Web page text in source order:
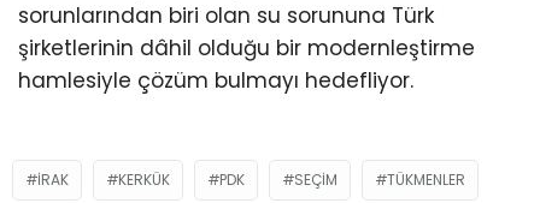
sorunlarından biri olan su sorununa Türk
şirketlerinin dâhil olduğu bir modernleştirme
hamlesiyle çözüm bulmayı hedefliyor.
IRAK KERKÜK PDK SEÇIM TÜKMENLER